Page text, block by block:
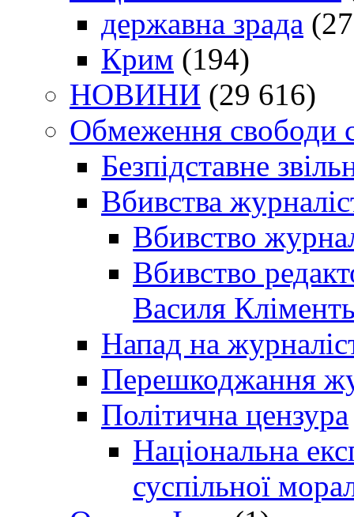
державна зрада
Крим (194)
НОВИНИ (29 616)
Обмеження свободи
Безпідставне
Вбивства
Вбивство
Вбивство
Василя
Напад на
Перешкоджання
Політична цензура
Національна
суспільної